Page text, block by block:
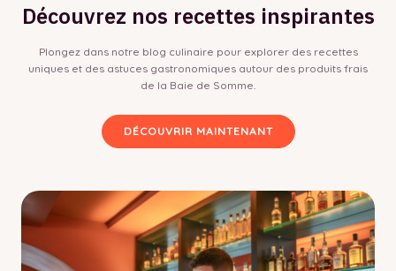
Découvrez nos recettes inspirantes
Plongez dans notre blog culinaire pour explorer des recettes
uniques et des astuces gastronomiques autour des produits frais
de la Baie de Somme.
DÉCOUVRIR MAINTENANT